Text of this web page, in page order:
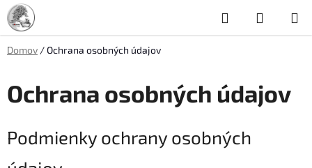
Prejsť
na
obsah
Hľadať
KOŠÍK
Domov /Ochrana osobných údajov
Ochrana osobných údajov
Podmienky ochrany osobných